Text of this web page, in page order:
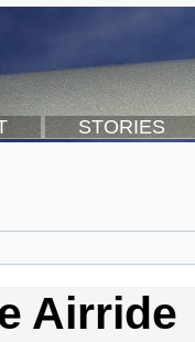
STORIES
Airride